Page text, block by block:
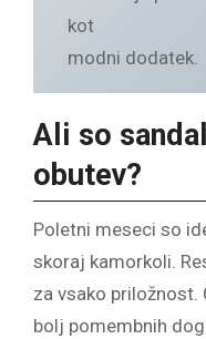
kot
modni dodatek.
Ali so
obutev?
Poletni meseci so
skoraj kamorkoli.
za vsako priložnost.
bolj pomembnih